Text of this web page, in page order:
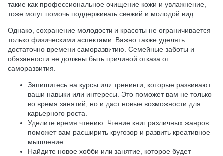
такие как профессиональное очищение кожи и увлажнение,
тоже могут помочь поддерживать свежий и молодой вид.
Однако, сохранение молодости и красоты не ограничивается
только физическими аспектами. Важно также уделять
достаточно времени саморазвитию. Семейные заботы и
обязанности не должны быть причиной отказа от
саморазвития.
Запишитесь на курсы или тренинги, которые развивают
ваши навыки или интересы. Это поможет вам не только
во время занятий, но и даст новые возможности для
карьерного роста.
Уделите время чтению. Чтение книг различных жанров
поможет вам расширить кругозор и развить креативное
мышление.
Найдите новое хобби или занятие, которое будет